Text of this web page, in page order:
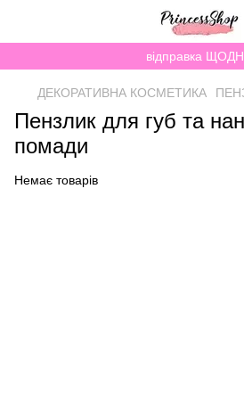
відправка
ДЕКОРАТИВНА КОСМЕТИКА
Пензлик для губ та
помади
Немає товарів